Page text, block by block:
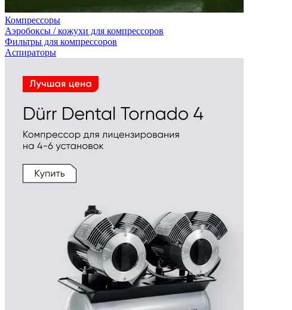
Компрессоры
Аэробоксы / кожухи для компрессоров
Фильтры для компрессоров
Аспираторы